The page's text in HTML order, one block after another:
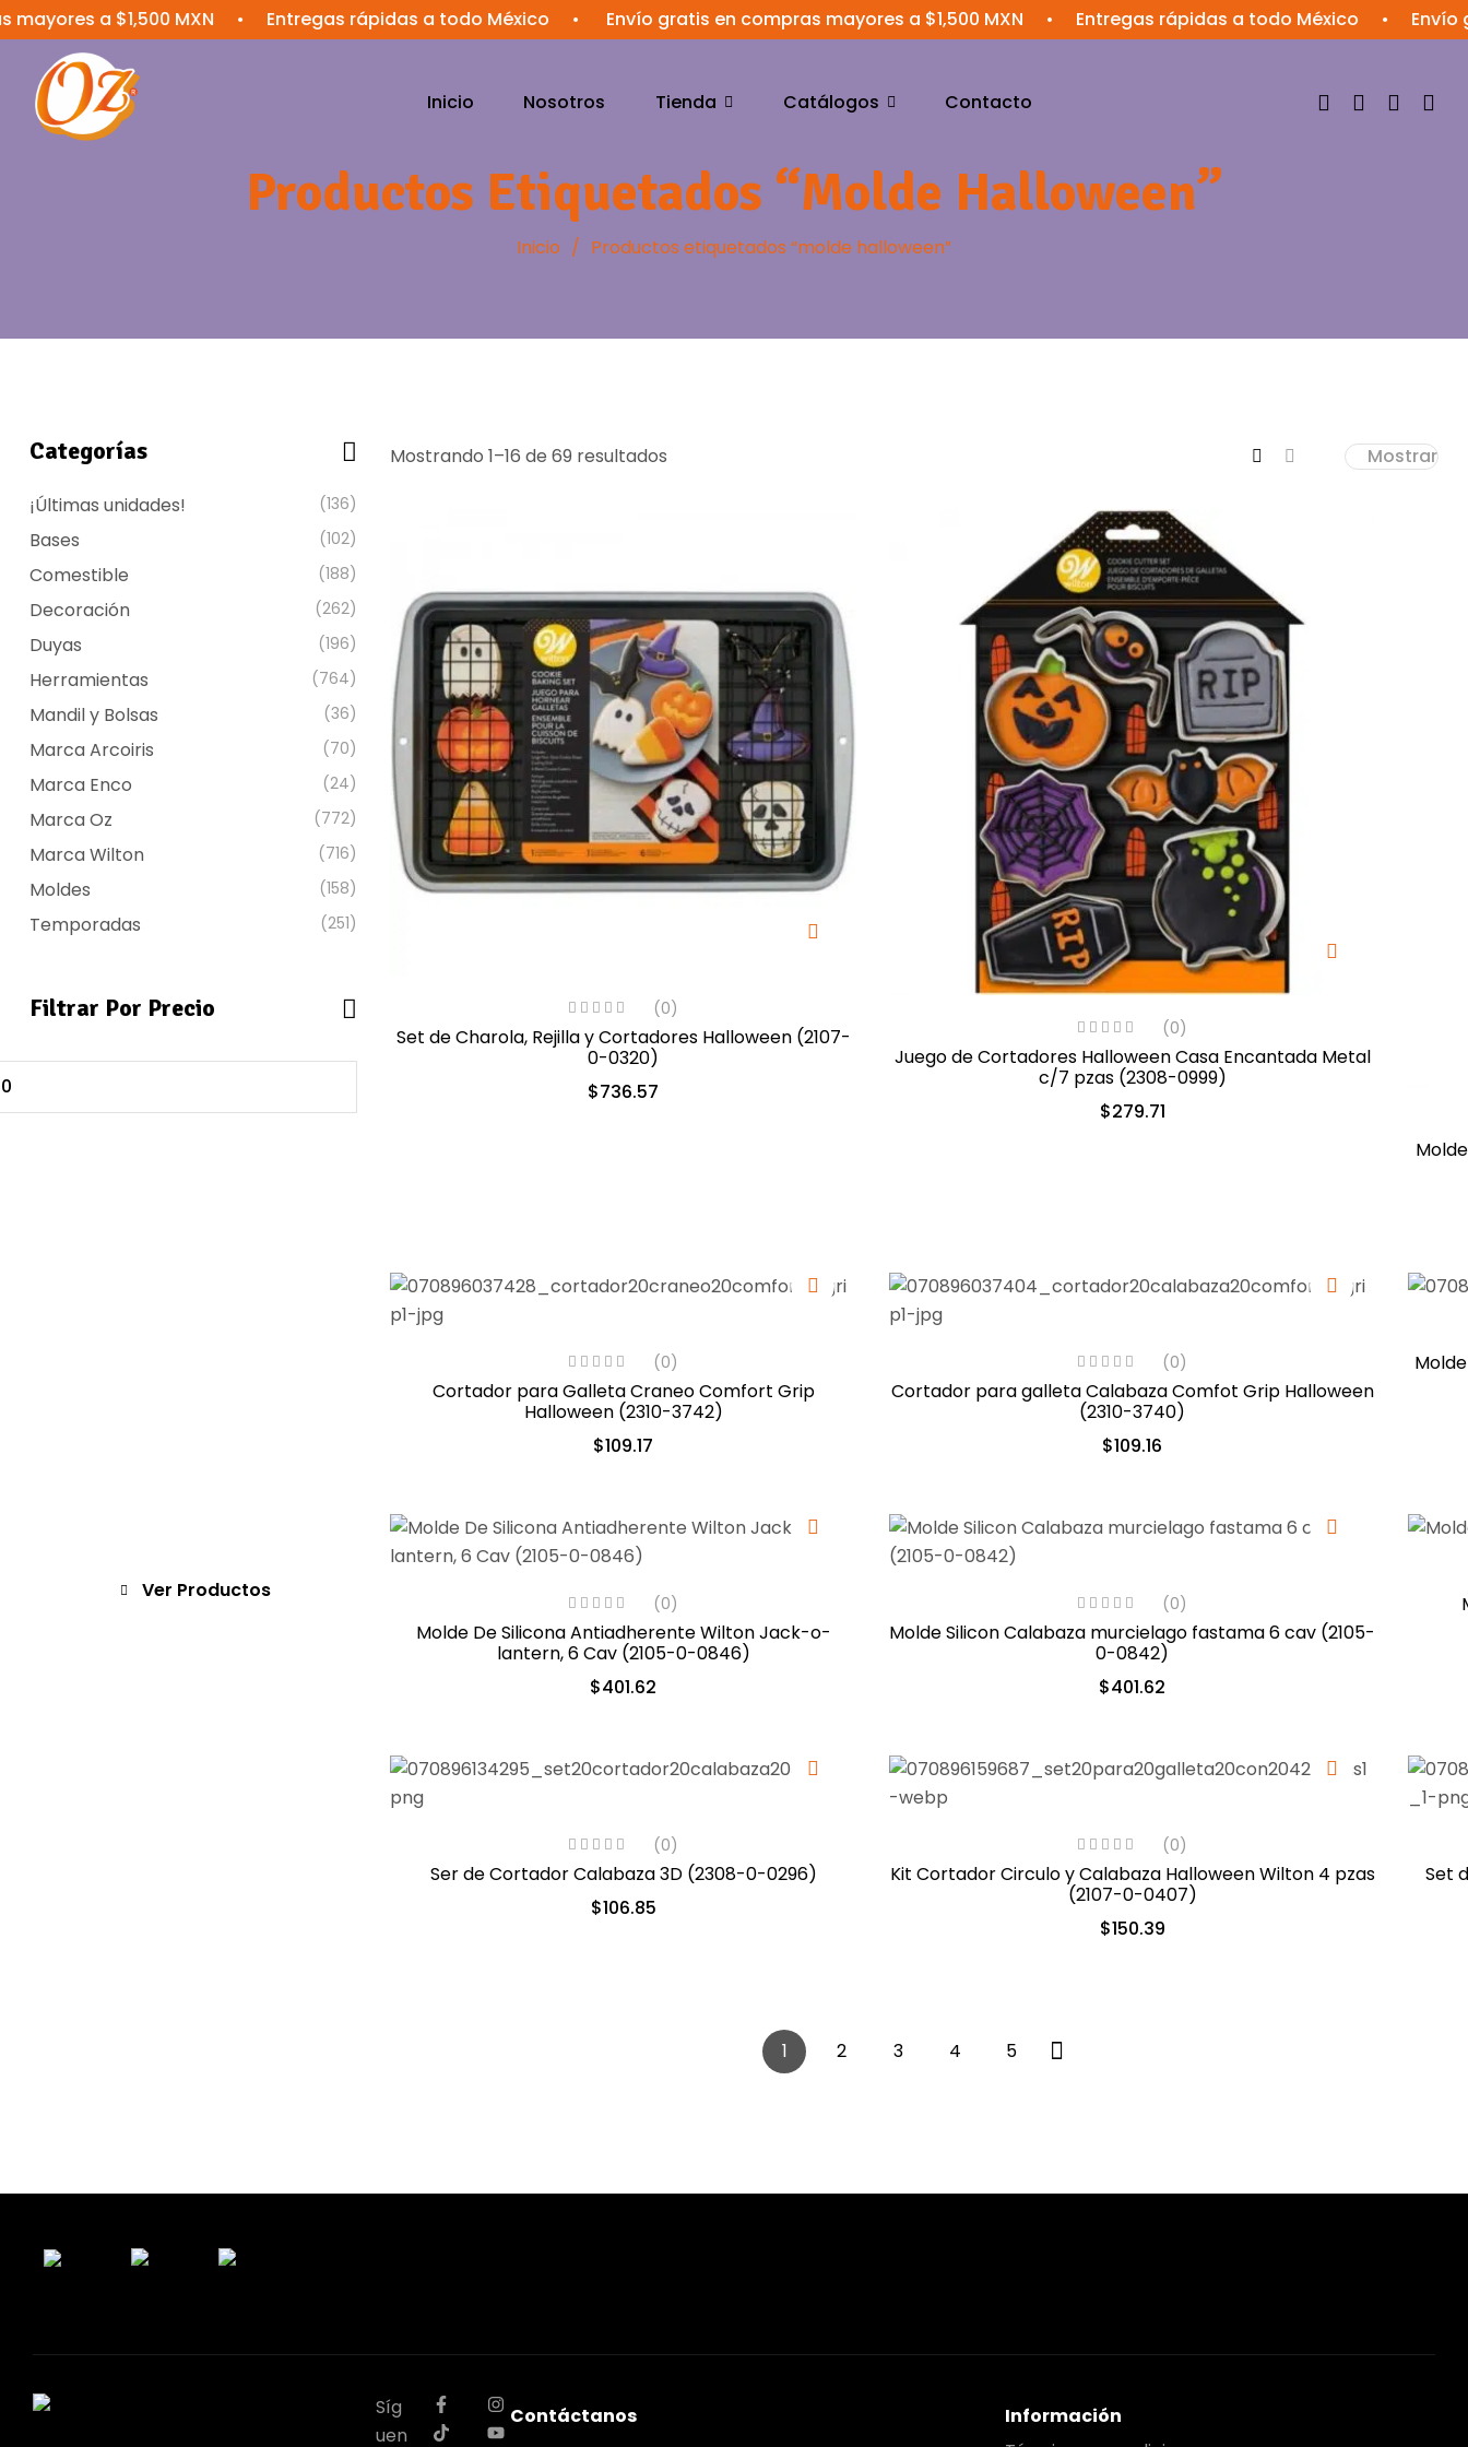
a $1,500 MXN • Entregas rápidas a todo México • Envío gratis en compras mayores a $1,500 MXN • Entregas rápidas a todo México • Envío gratis
Inicio Nosotros Tienda Catálogos Contacto
Productos Etiquetados “molde Halloween”
Inicio / Productos etiquetados “molde halloween”
Mostrando 1–16 de 69 resultados Mostrar
(0)
Set de Charola, Rejilla y Cortadores Halloween (2107-
0-0320)
$736.57
(0)
Juego de Cortadores Halloween Casa Encantada Metal
c/7 pzas (2308-0999)
$279.71
(0)
Cortador para Galleta Craneo Comfort Grip
Halloween (2310-3742)
$109.17
(0)
Cortador para galleta Calabaza Comfot Grip Halloween
(2310-3740)
$109.16
(0)
Molde De Silicona Antiadherente Wilton Jack-o-
lantern, 6 Cav (2105-0-0846)
$401.62
(0)
Molde Silicon Calabaza murcielago fastama 6 cav (2105-
0-0842)
$401.62
(0)
Ser de Cortador Calabaza 3D (2308-0-0296)
$106.85
(0)
Kit Cortador Circulo y Calabaza Halloween Wilton 4 pzas
(2107-0-0407)
$150.39
Set
1 2 3 4 5
Categorías
¡Últimas unidades! (136)
Bases (102)
Comestible (188)
Decoración (262)
Duyas (196)
Herramientas (764)
Mandil y Bolsas (36)
Marca Arcoiris (70)
Marca Enco (24)
Marca Oz (772)
Marca Wilton (716)
Moldes (158)
Temporadas (251)
Filtrar Por Precio
Ver Productos
Síg
uen
Contáctanos
Información